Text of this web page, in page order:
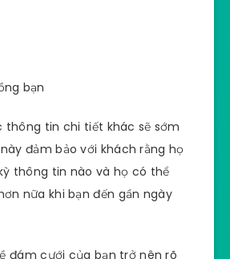
bạn
thông tin chi tiết khác sẽ sớm
đảm bảo với khách rằng họ
thông tin nào và họ có thể
nữa khi bạn đến gần ngày
đám cưới của bạn trở nên rõ